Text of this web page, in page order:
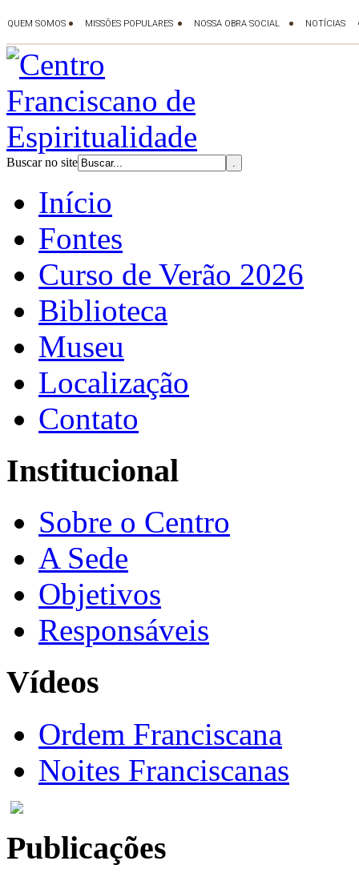
Buscar no site
Início
Fontes
Curso de Verão 2026
Biblioteca
Museu
Localização
Contato
Institucional
Sobre o Centro
A Sede
Objetivos
Responsáveis
Vídeos
Ordem Franciscana
Noites Franciscanas
Publicações